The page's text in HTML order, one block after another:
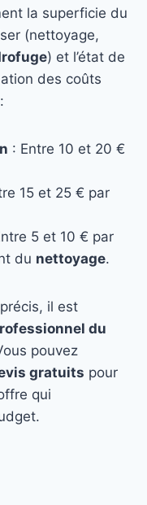
la superficie du
(nettoyage,
) et l’état de
des coûts
:
: Entre 10 et 20 €
15 et 25 € par
5 et 10 € par
du nettoyage.
il est
du
pouvez
gratuits pour
qui